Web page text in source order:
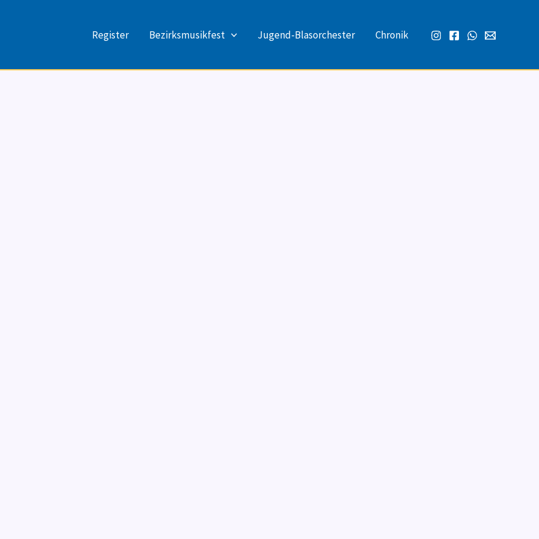
Register Bezirksmusikfest Jugend-Blasorchester Chronik